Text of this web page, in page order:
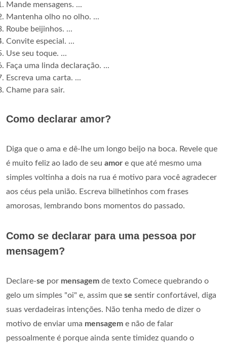
Mande mensagens. ...
Mantenha olho no olho. ...
Roube beijinhos. ...
Convite especial. ...
Use seu toque. ...
Faça uma linda declaração. ...
Escreva uma carta. ...
Chame para sair.
Como declarar amor?
Diga que o ama e dê-lhe um longo beijo na boca. Revele que
é muito feliz ao lado de seu amor e que até mesmo uma
simples voltinha a dois na rua é motivo para você agradecer
aos céus pela união. Escreva bilhetinhos com frases
amorosas, lembrando bons momentos do passado.
Como se declarar para uma pessoa por
mensagem?
Declare-se por mensagem de texto Comece quebrando o
gelo um simples "oi" e, assim que se sentir confortável, diga
suas verdadeiras intenções. Não tenha medo de dizer o
motivo de enviar uma mensagem e não de falar
pessoalmente é porque ainda sente timidez quando o